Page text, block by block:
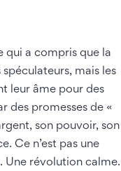
qui a compris que la
mais les
leur âme pour des
des promesses de «
son pouvoir, son
Ce n’est pas une
Une révolution calme.